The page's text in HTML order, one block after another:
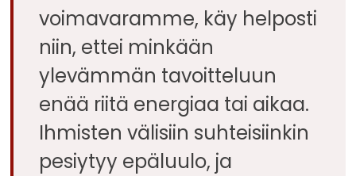
voimavaramme, käy helposti
niin, ettei minkään
ylevämmän tavoitteluun
enää riitä energiaa tai aikaa.
Ihmisten välisiin suhteisiinkin
pesiytyy epäluulo, ja